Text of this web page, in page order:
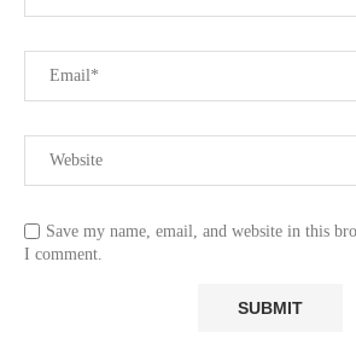
Save my name, email, and website in this
I comment.